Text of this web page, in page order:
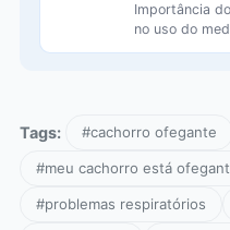
Importância
no uso do
Tags: #cachorro ofegante
#meu cachorro está
#problemas respiratórios